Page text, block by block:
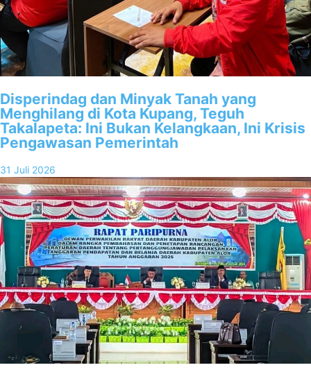
Disperindag dan Minyak Tanah yang
Menghilang di Kota Kupang, Teguh
Takalapeta: Ini Bukan Kelangkaan, Ini Krisis
Pengawasan Pemerintah
31 Juli 2026